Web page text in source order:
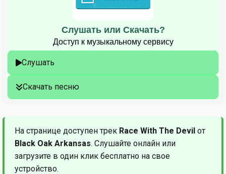
Слушать или Скачать?
Доступ к музыкальному сервису
Слушать
Скачать песню
На странице доступен трек Race With The Devil от
Black Oak Arkansas. Слушайте онлайн или
загрузите в один клик бесплатно на свое
устройство.